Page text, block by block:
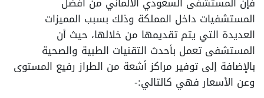
المستشفيات داخل المملكة وذلك بسبب المميزات
العديدة التي يتم تقديمها من خلالها، حيث أن
المستشفى تعمل بأحدث التقنيات الطبية والصحية
بالإضافة إلى توفير مراكز أشعة من الطراز رفيع المستوى
وعن الأسعار فهي كالتالي:-